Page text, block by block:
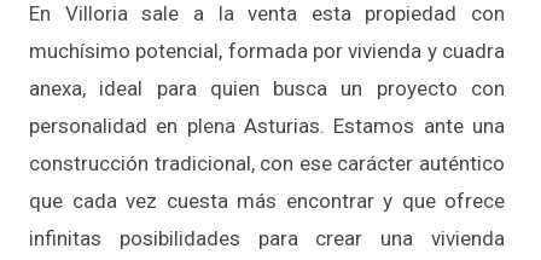
En Villoria sale a la venta esta propiedad con
muchísimo potencial, formada por vivienda y cuadra
anexa, ideal para quien busca un proyecto con
personalidad en plena Asturias. Estamos ante una
construcción tradicional, con ese carácter auténtico
que cada vez cuesta más encontrar y que ofrece
infinitas posibilidades para crear una vivienda